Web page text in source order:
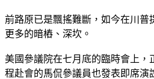
前路原已是飄搖難斷，如今在川普
更多的暗樁、深坎。
美國參議院在七月底的臨時會上，
程赴會的馬侃參議員也發表即席演